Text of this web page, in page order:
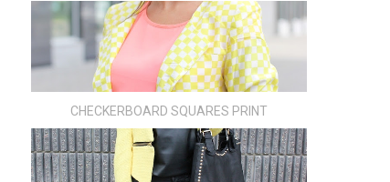
CHECKERBOARD SQUARES PRINT